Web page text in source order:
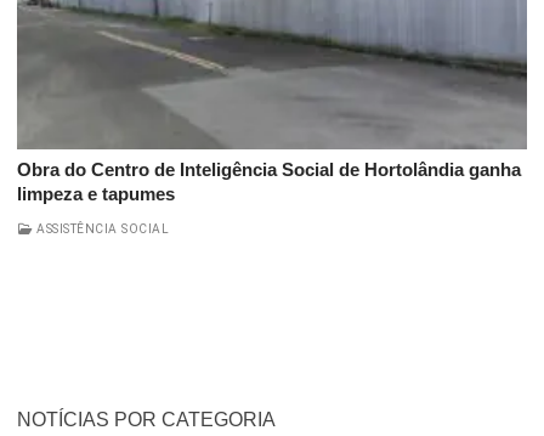
Obra do Centro de Inteligência Social de Hortolândia ganha
limpeza e tapumes
ASSISTÊNCIA SOCIAL
NOTÍCIAS POR CATEGORIA